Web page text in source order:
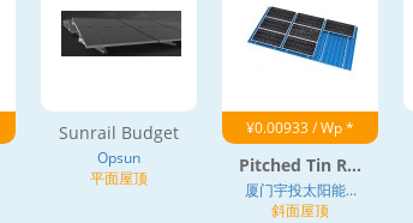
Sunrail Budget
Opsun
平面屋顶
¥0.00933 / Wp *
Pitched Tin R...
厦门宇投太阳能...
斜面屋顶